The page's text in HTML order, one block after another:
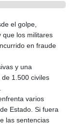
el golpe,
que los militares
en fraude
y una
1.500 civiles
varios
Estado. Si fuera
las sentencias